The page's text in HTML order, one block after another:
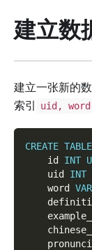
建立数
建立一张新的
索引
uid, word
CREATE TABLE
    id
INT
    uid
INT
    word